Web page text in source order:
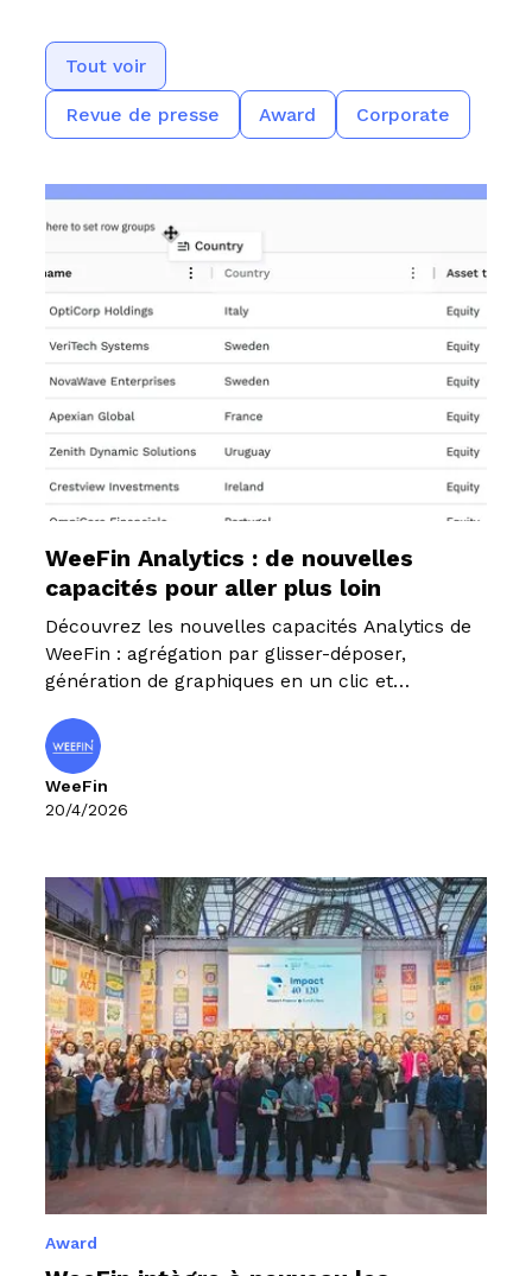
Tout voir
Revue de presse Award Corporate
WeeFin Analytics : de nouvelles
capacités pour aller plus loin
Découvrez les nouvelles capacités Analytics de
WeeFin : agrégation par glisser-déposer,
génération de graphiques en un clic et
réinventée.
WeeFin
20/4/2026
Award